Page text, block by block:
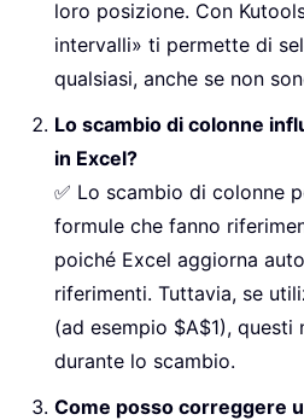
loro posizione. Con
intervalli» ti permette di
qualsiasi, anche se non
Lo scambio di colonne
in Excel?
✅ Lo scambio di colonne
formule che fanno
poiché Excel aggiorna
riferimenti. Tuttavia, se
(ad esempio $A$1),
durante lo scambio.
Come posso correggere